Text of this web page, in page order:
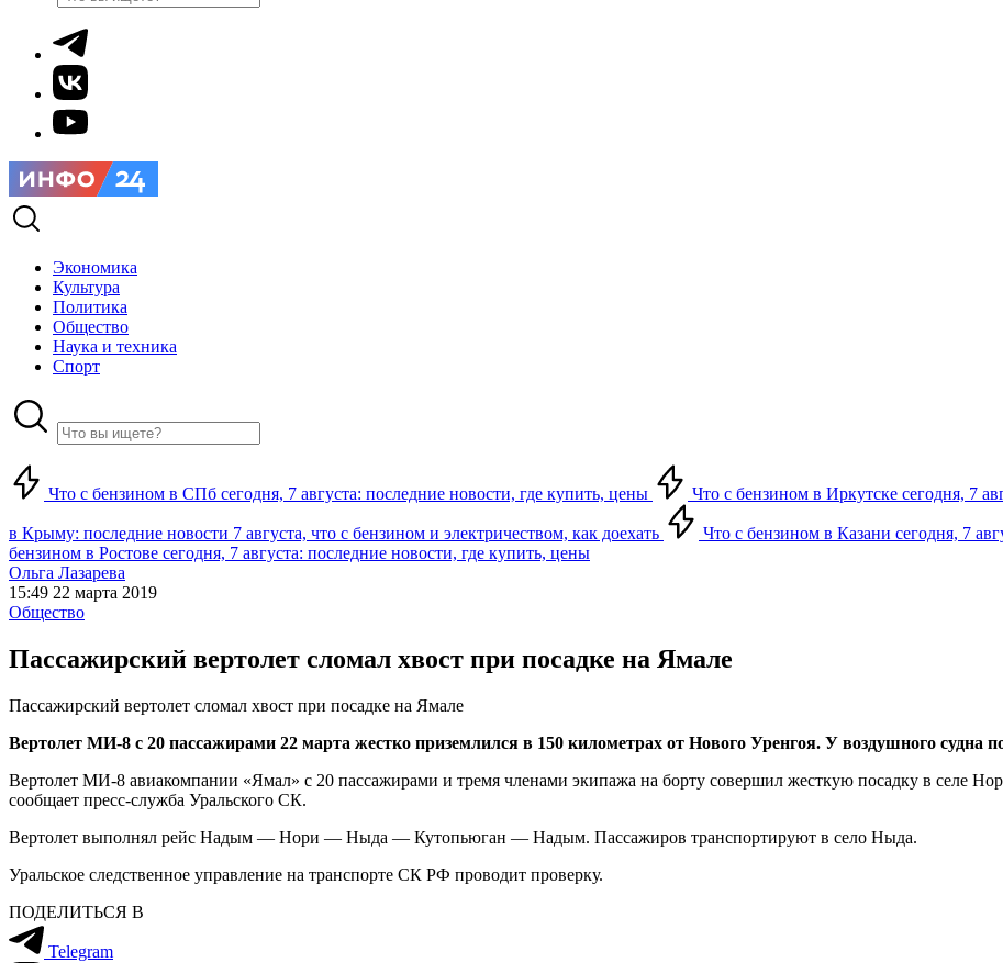
Экономика
Культура
Политика
Общество
Наука и техника
Спорт
Что с бензином в СПб сегодня, 7 августа: последние новости, где купить, цены Что с бензином в Иркутске сегодня, 7
в Крыму: последние новости 7 августа, что с бензином и электричеством, как доехать Что с бензином в Казани сегодня, 7
бензином в Ростове сегодня, 7 августа: последние новости, где купить, цены
Ольга Лазарева
15:49 22 марта 2019
Общество
Пассажирский вертолет сломал хвост при посадке на Ямале
Пассажирский вертолет сломал хвост при посадке на Ямале
Вертолет МИ-8 с 20 пассажирами 22 марта жестко приземлился в 150 километрах от Нового Уренгоя. У воздушного судна
Вертолет МИ-8 авиакомпании «Ямал» с 20 пассажирами и тремя членами экипажа на борту совершил жесткую посадку в селе
сообщает пресс-служба Уральского СК.
Вертолет выполнял рейс Надым — Нори — Ныда — Кутопьюган — Надым. Пассажиров транспортируют в село Ныда.
Уральское следственное управление на транспорте СК РФ проводит проверку.
ПОДЕЛИТЬСЯ В
Telegram